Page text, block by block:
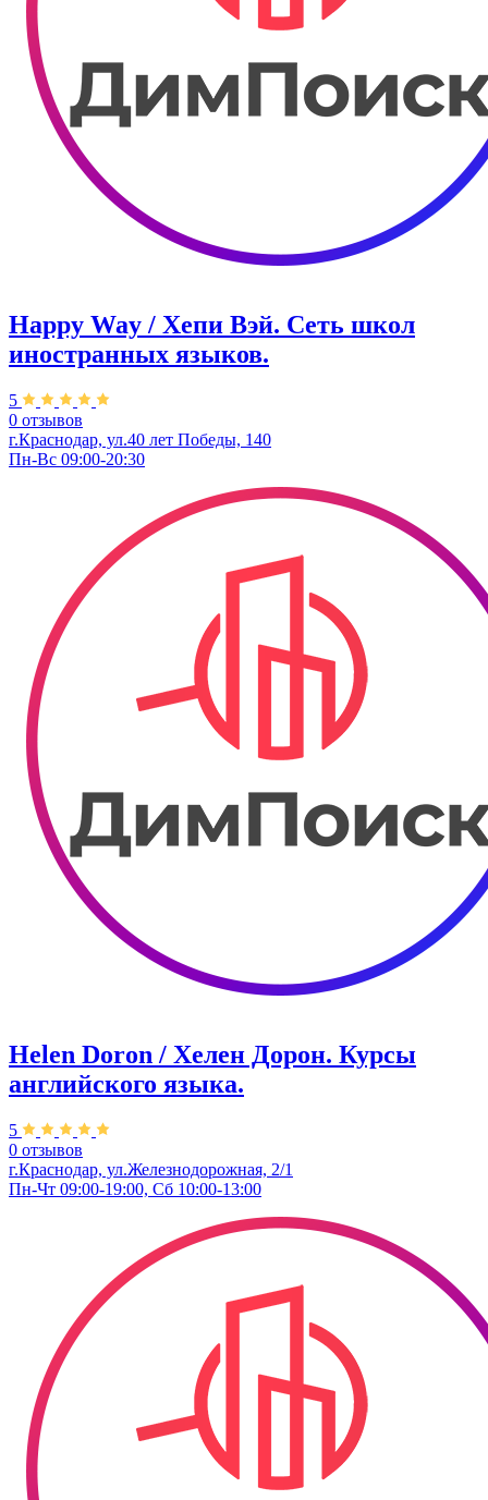
Happy Way / Хепи Вэй. Сеть школ
иностранных языков.
5
0 отзывов
г.Краснодар, ул.40 лет Победы, 140
Пн-Вс 09:00-20:30
Helen Doron / Хелен Дорон. Курсы
английского языка.
5
0 отзывов
г.Краснодар, ул.Железнодорожная, 2/1
Пн-Чт 09:00-19:00, Сб 10:00-13:00